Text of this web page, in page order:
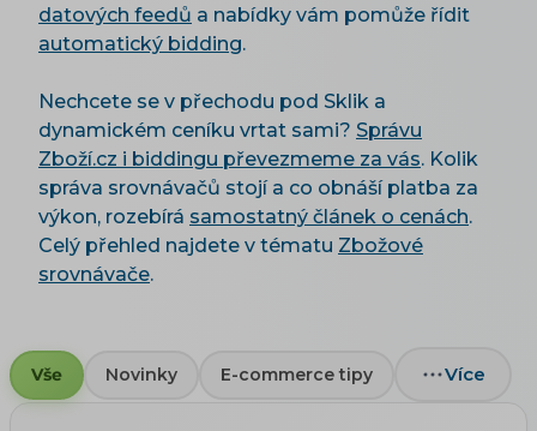
datových feedů a nabídky vám pomůže řídit
automatický bidding.
Nechcete se v přechodu pod Sklik a
dynamickém ceníku vrtat sami? Správu
Zboží.cz i biddingu převezmeme za vás. Kolik
správa srovnávačů stojí a co obnáší platba za
výkon, rozebírá samostatný článek o cenách.
Celý přehled najdete v tématu Zbožové
srovnávače.
Vše Novinky E-commerce tipy Více